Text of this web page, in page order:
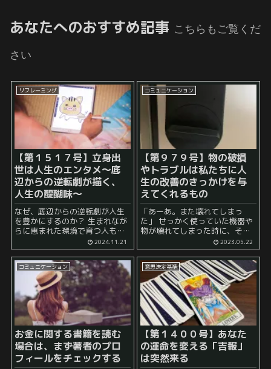
あなたへのおすすめ記事 こちらもご覧くだ
さい
リフレーミング
【第１５１７号】立身出
世は人生のエンタメ～底
辺からの逆転劇が描く、
人生の醍醐味～
なぜ、底辺からの逆転劇が人生
を豊かにするのか？ 生まれなが
らに恵まれた環境で育つ人もい
れば、そうではない人もいま
す。 もしかしたら、あなたの場
合も、 「大富豪の息子や娘に生
まれたら今頃は……」 などとあ
りも...
2024.11.21
コミュニケーション
【第９７９号】物の破損
やトラブルは私たちに人
生の改善のきっかけを与
えてくれるもの
「あーあ。また壊れてしまっ
た」 せっかく使っていた機器や
物が壊れてしまった時に、その
ようにがっかりすることはあり
ませんか？ 一般的に物が壊れた
り、トラブルが生じてしまった
時にはネガティブな感情が湧き
やすいものです。 この...
2023.05.22
コミュニケーション
お金に関する書籍を読む
場合は、まず著者のプロ
フィールをチェックする
意思決定基準
【第１４００号】あなた
の運命を変える「吉報」
は突然来る